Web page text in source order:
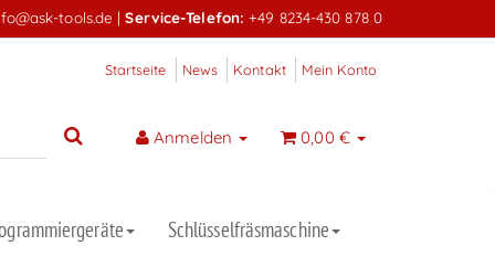
tools.de |Service-Telefon: +49 8234-430 878 0
Startseite News Kontakt Mein Konto
Anmelden 0,00 €
Schlüsselfräsmaschine